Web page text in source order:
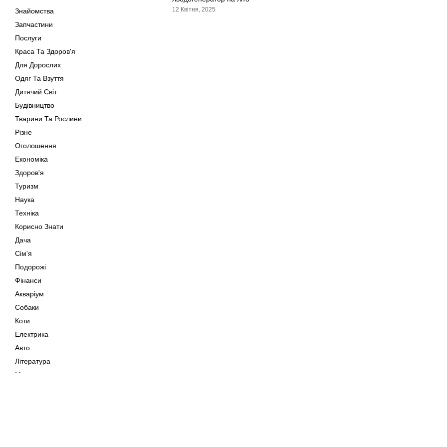
Знайомства
Запчастини
Послуги
Краса Та Здоров'я
Для Дорослих
Одяг Та Взуття
Дитячий Світ
Будівництво
Тварини Та Рослини
Різне
Оголошення
Економіка
Здоров'я
Туризм
Наука
Техніка
Корисно Знати
Дача
Сім'я
Подорожі
Фінанси
Акваріум
Собаки
Коти
Електрика
Авто
Література
Музика
12 Квітня, 2025